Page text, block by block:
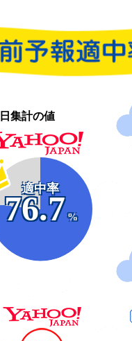
集計の値
適中率
76.7
%